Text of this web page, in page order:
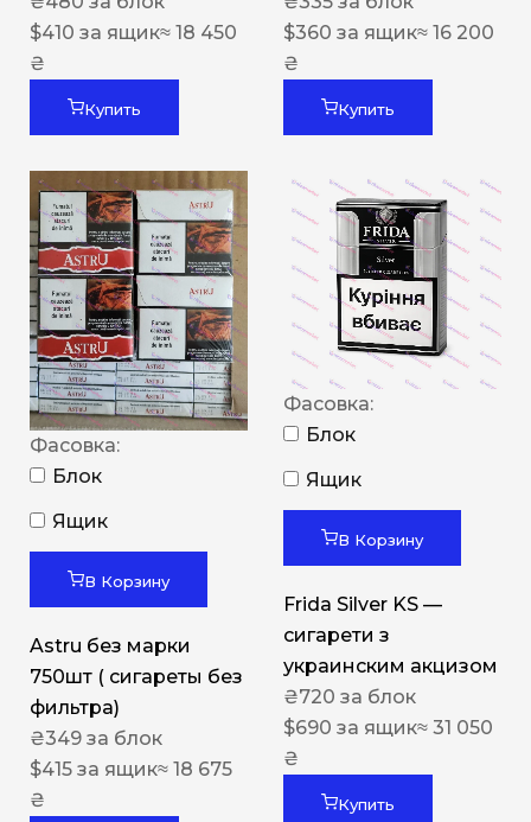
$410 за ящик≈ 18 450
₴
Купить
$360 за ящик≈ 16 200
₴
Купить
Фасовка:
Блок
Ящик
В Корзину
Astru без марки
750шт ( сигареты без
фильтра)
₴349 за блок
$415 за ящик≈ 18 675
₴
Фасовка:
Блок
Ящик
В Корзину
Frida Silver KS —
сигарети з
украинским акцизом
₴720 за блок
$690 за ящик≈ 31 050
₴
Купить